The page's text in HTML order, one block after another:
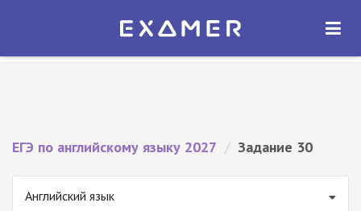
Экзамер — ЕГЭ 2027
ОТКРЫТЬ
ЕГЭ по английскому языку 2027 / Задание 30
Английский язык